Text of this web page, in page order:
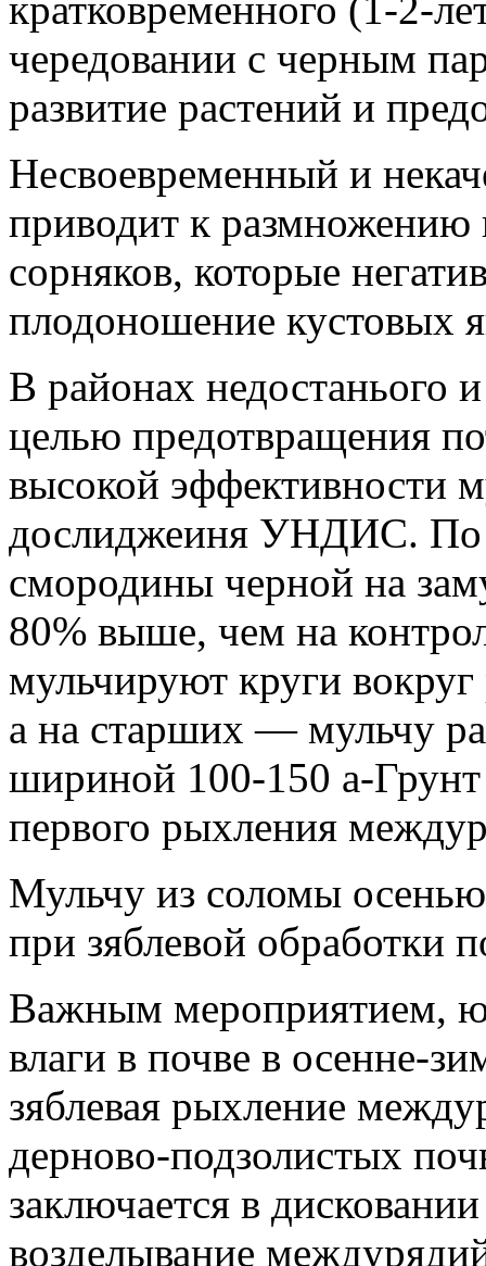
кратковременного (1-2-
чередовании с черным
развитие растений и
Несвоевременный и
приводит к
сорняков, которые
плодоношение кустовых
В районах недостанього
целью предотвращения
высокой эффективности
дослиджеиня УНДИС. По
смородины черной на
80% выше, чем на
мульчируют круги
а на старших — мульчу
шириной 100-150 а-
первого рыхления
Мульчу из соломы осенью
при зяблевой обработки
Важным мероприятием, ю
влаги в почве в осенне-
зяблевая рыхление
дерново-подзолистых
заключается в
возделывание